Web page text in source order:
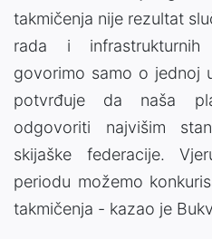
takmičenja nije rezultat
rada i
govorimo samo o jednoj
potvrđuje da naša
odgovoriti najvišim
skijaške federacije.
periodu možemo
takmičenja - kazao je